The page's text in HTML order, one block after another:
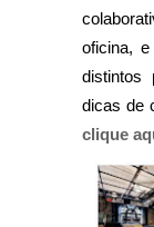
oficina,
distintos
dicas de
clique